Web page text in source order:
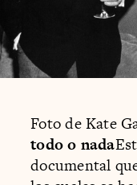
Foto de Kate
todo o nada
documental